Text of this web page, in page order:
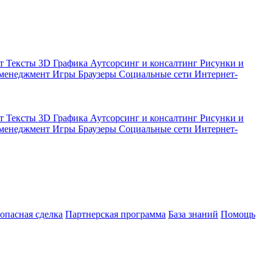
Тексты 3D Графика Аутсорсинг и консалтинг Рисунки и
Игры Браузеры Социальные сети Интернет-
Тексты 3D Графика Аутсорсинг и консалтинг Рисунки и
Игры Браузеры Социальные сети Интернет-
сделка Партнерская программа База знаний Помощь